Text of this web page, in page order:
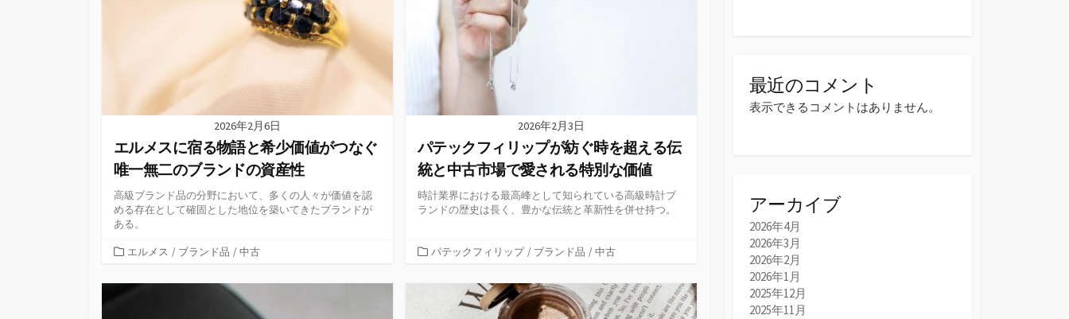
2026年2月6日
エルメスに宿る物語と希少価値がつなぐ
唯一無二のブランドの資産性
高級ブランド品の分野において、多くの人々が価値を認
める存在として確固とした地位を築いてきたブランドが
ある。
カ
ゴ
エルメス / ブランド品 / 中古
2026年2月3日
パテックフィリップが紡ぐ時を超える伝
統と中古市場で愛される特別な価値
時計業界における最高峰として知られている高級時計ブ
ランドの歴史は長く、豊かな伝統と革新性を併せ持つ。
カ
ゴ
パテックフィリップ / ブランド品 / 中古
最近のコメント
表示できるコメントはありません。
アーカイブ
2026年4月
2026年3月
2026年2月
2026年1月
2025年12月
2025年11月